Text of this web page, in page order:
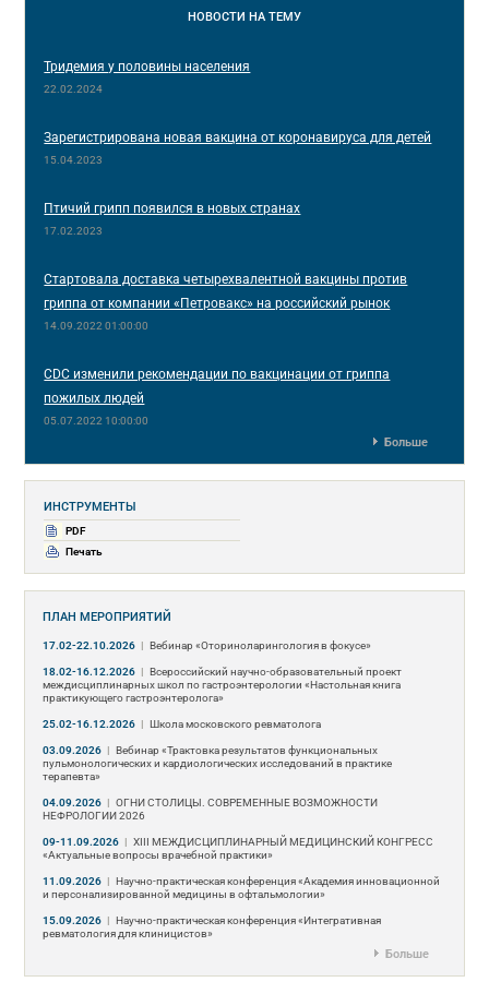
НОВОСТИ НА ТЕМУ
Тридемия у половины населения
22.02.2024
Зарегистрирована новая вакцина от коронавируса для детей
15.04.2023
Птичий грипп появился в новых странах
17.02.2023
Стартовала доставка четырехвалентной вакцины против
гриппа от компании «Петровакс» на российский рынок
14.09.2022 01:00:00
CDC изменили рекомендации по вакцинации от гриппа
пожилых людей
05.07.2022 10:00:00
Больше
ИНСТРУМЕНТЫ
PDF
Печать
ПЛАН МЕРОПРИЯТИЙ
17.02-22.10.2026 | Вебинар «Оториноларингология в фокусе»
18.02-16.12.2026 | Всероссийский научно-образовательный проект
междисциплинарных школ по гастроэнтерологии «Настольная книга
практикующего гастроэнтеролога»
25.02-16.12.2026 | Школа московского ревматолога
03.09.2026 | Вебинар «Трактовка результатов функциональных
пульмонологических и кардиологических исследований в практике
терапевта»
04.09.2026 | ОГНИ СТОЛИЦЫ. СОВРЕМЕННЫЕ ВОЗМОЖНОСТИ
НЕФРОЛОГИИ 2026
09-11.09.2026 | ХIII МЕЖДИСЦИПЛИНАРНЫЙ МЕДИЦИНСКИЙ КОНГРЕСС
«Актуальные вопросы врачебной практики»
11.09.2026 | Научно-практическая конференция «Академия инновационной
и персонализированной медицины в офтальмологии»
15.09.2026 | Научно-практическая конференция «Интегративная
ревматология для клиницистов»
Больше